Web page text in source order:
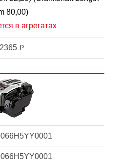
80,00)
в агрегатах
i